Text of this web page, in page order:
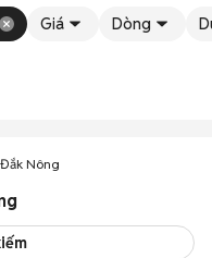
Giá Dòng
Nông